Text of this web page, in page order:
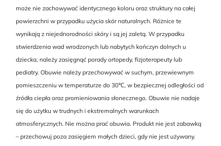
może nie zachowywać identycznego koloru oraz struktury na całej
powierzchni w przypadku użycia skór naturalnych. Różnice te
wynikają z niejednorodności skóry i są jej zaletą. W przypadku
stwierdzenia wad wrodzonych lub nabytych kończyn dolnych u
dziecka, należy zasięgnąć porady ortopedy, fizjoterapeuty lub
pediatry. Obuwie należy przechowywać w suchym, przewiewnym
pomieszczeniu w temperaturze do 30℃, w bezpiecznej odległości od
źródła ciepła oraz promieniowania słonecznego. Obuwie nie nadaje
się do użytku w trudnych i ekstremalnych warunkach
atmosferycznych. Nie można prać obuwia. Produkt nie jest zabawką
– przechowuj poza zasięgiem małych dzieci, gdy nie jest używany.